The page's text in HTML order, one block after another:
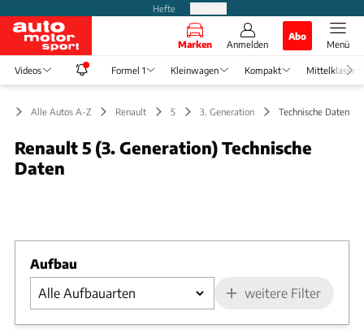
Hefte
Marken Anmelden
Abo
Menü
Videos Formel 1 Kleinwagen Kompakt Mittelklasse
Alle Autos A-Z Renault 5 3. Generation Technische Daten
Renault 5 (3. Generation) Technische
Daten
Aufbau
weitere Filter